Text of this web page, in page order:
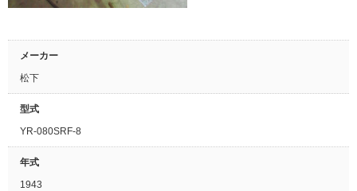
メーカー
松下
型式
YR-080SRF-8
年式
1943